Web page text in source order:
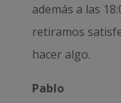
además a las
retiramos
hacer algo.
Pablo